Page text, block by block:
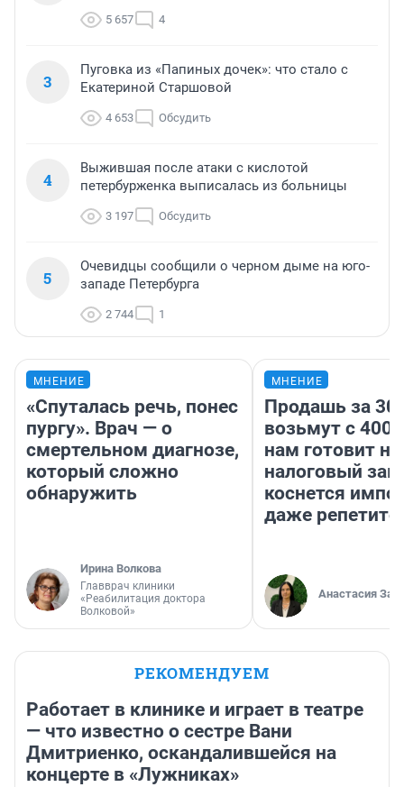
5 657 4
3
Пуговка из «Папиных дочек»: что стало с
Екатериной Старшовой
4 653 Обсудить
4
Выжившая после атаки с кислотой
петербурженка выписалась из больницы
3 197 Обсудить
5
Очевидцы сообщили о черном дыме на юго-
западе Петербурга
2 744 1
МНЕНИЕ
«Спуталась речь, понес
пургу». Врач — о
смертельном диагнозе,
который сложно
обнаружить
Ирина Волкова
Главврач клиники
«Реабилитация доктора
Волковой»
МНЕНИЕ
Продашь за
возьмут с
нам готовит
налоговый
коснется
даже
Анастасия
РЕКОМЕНДУЕМ
Работает в клинике и играет в театре
— что известно о сестре Вани
Дмитриенко, оскандалившейся на
концерте в «Лужниках»